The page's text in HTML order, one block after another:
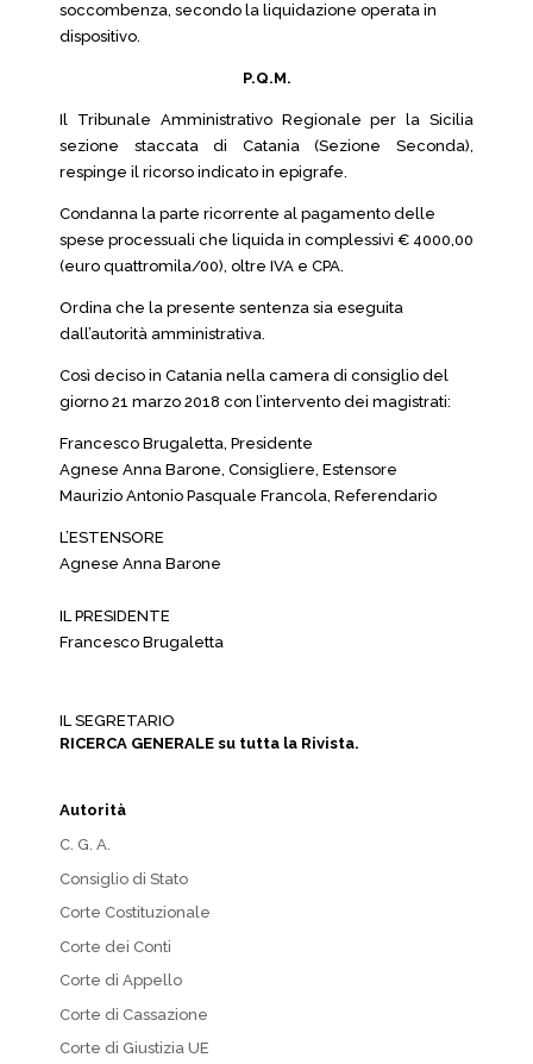
soccombenza, secondo la liquidazione operata in
dispositivo.
P.Q.M.
Il Tribunale Amministrativo Regionale per la Sicilia
sezione staccata di Catania (Sezione Seconda),
respinge il ricorso indicato in epigrafe.
Condanna la parte ricorrente al pagamento delle
spese processuali che liquida in complessivi € 4000,00
(euro quattromila/00), oltre IVA e CPA.
Ordina che la presente sentenza sia eseguita
dall’autorità amministrativa.
Così deciso in Catania nella camera di consiglio del
giorno 21 marzo 2018 con l’intervento dei magistrati:
Francesco Brugaletta, Presidente
Agnese Anna Barone, Consigliere, Estensore
Maurizio Antonio Pasquale Francola, Referendario
L’ESTENSORE
Agnese Anna Barone
IL PRESIDENTE
Francesco Brugaletta
IL SEGRETARIO
RICERCA GENERALE su tutta la Rivista.
Autorità
C. G. A.
Consiglio di Stato
Corte Costituzionale
Corte dei Conti
Corte di Appello
Corte di Cassazione
Corte di Giustizia UE